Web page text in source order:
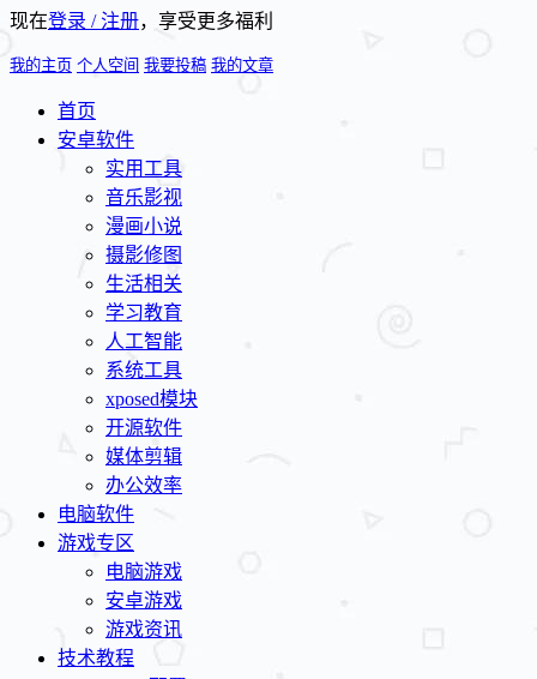
现在登录 / 注册，享受更多福利
我的主页 个人空间 我要投稿 我的文章
首页
安卓软件
实用工具
音乐影视
漫画小说
摄影修图
生活相关
学习教育
人工智能
系统工具
xposed模块
开源软件
媒体剪辑
办公效率
电脑软件
游戏专区
电脑游戏
安卓游戏
游戏资讯
技术教程